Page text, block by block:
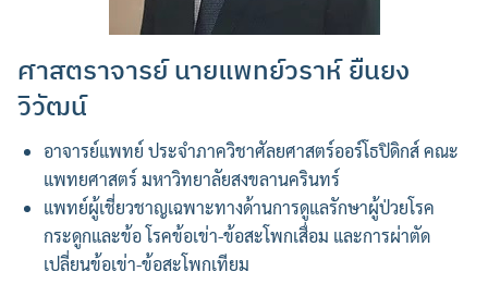
ศาสตราจารย์ นายแพทย์วราห์ ยืนยง
วิวัฒน์
อาจารย์แพทย์ ประจำภาควิชาศัลยศาสตร์ออร์โธปิดิกส์ คณะ
แพทยศาสตร์ มหาวิทยาลัยสงขลานครินทร์
แพทย์ผู้เชี่ยวชาญเฉพาะทางด้านการดูแลรักษาผู้ป่วยโรค
กระดูกและข้อ โรคข้อเข่า-ข้อสะโพกเสื่อม และการผ่าตัด
เปลี่ยนข้อเข่า-ข้อสะโพกเทียม